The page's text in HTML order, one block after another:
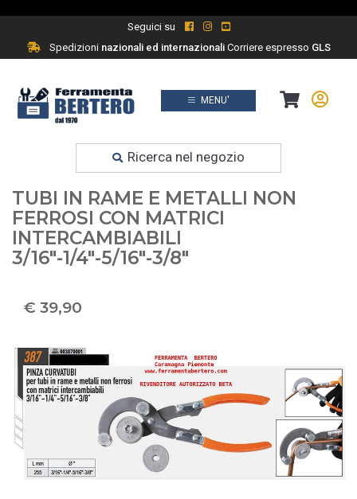
Seguici su
Spedizioninazionali ed internazionaliCorriere espresso GLS
MENU'
Ricerca nel negozio
Prodotti
BETA 387 PINZA CURVATUBI PER
TUBI IN RAME E METALLI NON
FERROSI CON MATRICI
INTERCAMBIABILI
3/16"-1/4"-5/16"-3/8"
€ 39,90